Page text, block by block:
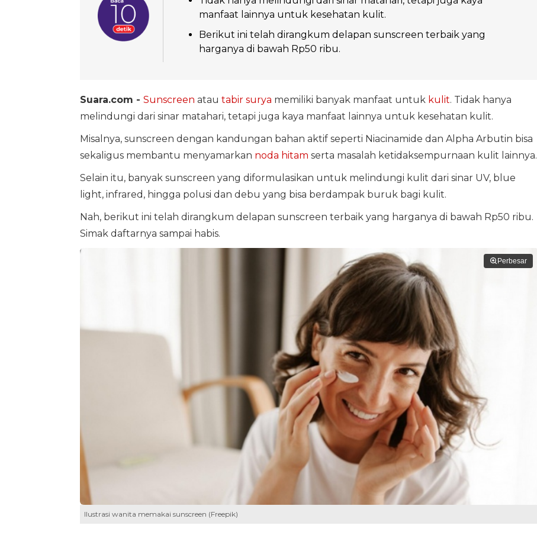
manfaat lainnya untuk kesehatan kulit.
Berikut ini telah dirangkum delapan sunscreen terbaik yang
harganya di bawah Rp50 ribu.
Suara.com - Sunscreen atau tabir surya memiliki banyak manfaat untuk kulit. Tidak hanya
melindungi dari sinar matahari, tetapi juga kaya manfaat lainnya untuk kesehatan kulit.
Misalnya, sunscreen dengan kandungan bahan aktif seperti Niacinamide dan Alpha Arbutin bisa
sekaligus membantu menyamarkan noda hitam serta masalah ketidaksempurnaan kulit lainnya.
Selain itu, banyak sunscreen yang diformulasikan untuk melindungi kulit dari sinar UV, blue
light, infrared, hingga polusi dan debu yang bisa berdampak buruk bagi kulit.
Nah, berikut ini telah dirangkum delapan sunscreen terbaik yang harganya di bawah Rp50 ribu.
Simak daftarnya sampai habis.
Perbesar
Ilustrasi wanita memakai sunscreen (Freepik)